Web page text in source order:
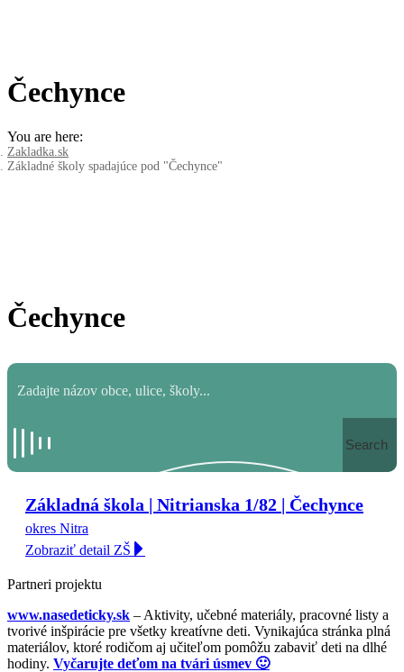
Čechynce
You are here:
Zakladka.sk
Základné školy spadajúce pod "Čechynce"
Čechynce
Search
Základná škola | Nitrianska 1/82 | Čechynce
okres Nitra
Zobraziť detail ZŠ
Partneri projektu
www.nasedeticky.sk – Aktivity, učebné materiály, pracovné listy a
tvorivé inšpirácie pre všetky kreatívne deti. Vynikajúca stránka plná
materiálov, ktoré rodičom aj učiteľom pomôžu zabaviť deti na dlhé
hodiny. Vyčarujte deťom na tvári úsmev 🙂